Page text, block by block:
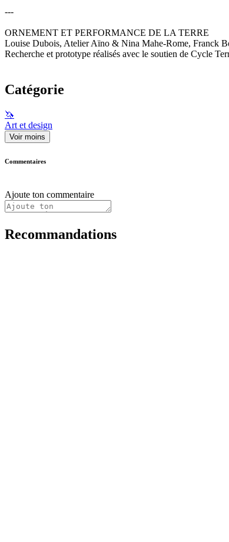
---
ORNEMENT ET PERFORMANCE DE LA TERRE
Louise Dubois, Atelier Aïno & Nina Mahe-Rome, Franck
Recherche et prototype réalisés avec le soutien de Cycle
Catégorie
🦄
Art et design
Voir moins
Commentaires
Ajoute ton commentaire
Recommandations